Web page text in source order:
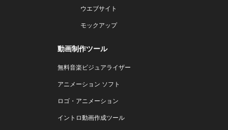
ウエブサイト
モックアップ
動画制作ツール
無料音楽ビジュアライザー
アニメーション ソフト
ロゴ・アニメーション
イントロ動画作成ツール